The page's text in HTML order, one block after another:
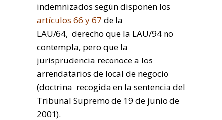
indemnizados según disponen los
artículos 66 y 67 de la
LAU/64, derecho que la LAU/94 no
contempla, pero que la
jurisprudencia reconoce a los
arrendatarios de local de negocio
(doctrina recogida en la sentencia del
Tribunal Supremo de 19 de junio de
2001).